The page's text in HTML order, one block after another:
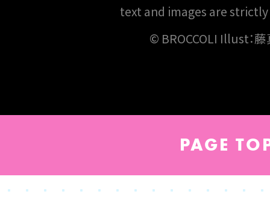
text and images are
© BROCCOLI Illust：
PAGE